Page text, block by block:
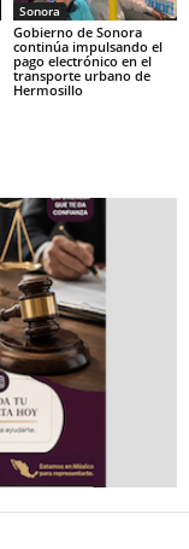
Sonora
Gobierno de Sonora
continúa impulsando el
pago electrónico en el
transporte urbano de
Hermosillo